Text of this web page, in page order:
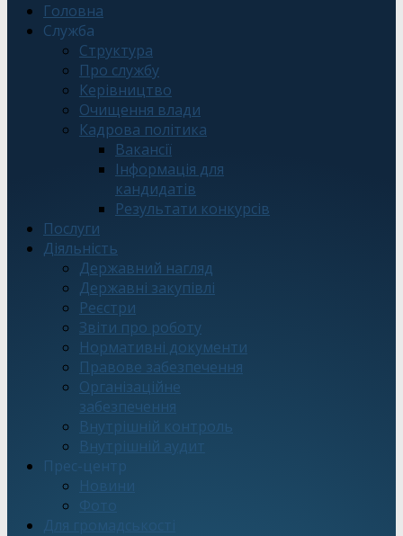
Головна
Служба
Структура
Про службу
Керівництво
Очищення влади
Кадрова політика
Вакансії
Інформація для
кандидатів
Результати конкурсів
Послуги
Діяльність
Державний нагляд
Державні закупівлі
Реєстри
Звіти про роботу
Нормативні документи
Правове забезпечення
Організаційне
забезпечення
Внутрішній контроль
Внутрішній аудит
Прес-центр
Новини
Фото
Для громадськості